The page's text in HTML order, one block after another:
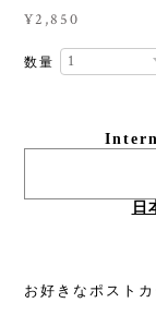
¥2,850
数量
日
お好きなポスト